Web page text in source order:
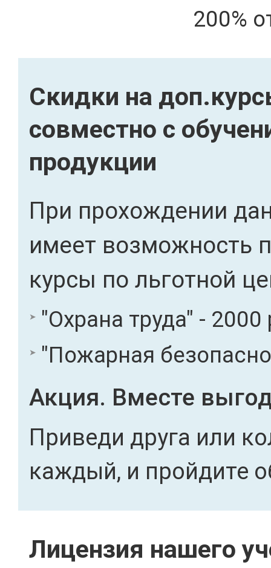
200%
Скидки на
совместно с
продукции
При прохождении
имеет возможность
курсы по льготной
"Охрана труда" - 2000
"Пожарная
Акция. Вместе
Приведи друга или
каждый, и пройдите
Лицензия нашего